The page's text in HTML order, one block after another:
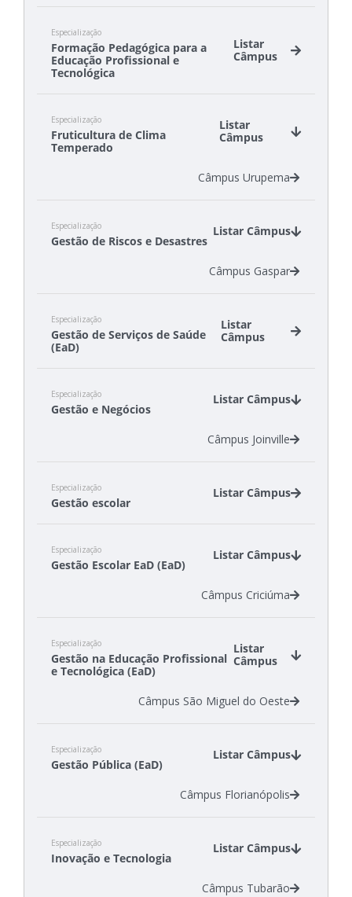
Especialização
Formação Pedagógica para a
Educação Profissional e
Tecnológica
Listar
Câmpus
Polo Florianópolis
Polo Otacílio Costa
Especialização
Fruticultura de Clima
Temperado
Listar
Câmpus
Câmpus Urupema
Especialização
Gestão de Riscos e Desastres
Listar Câmpus
Câmpus Gaspar
Especialização
Gestão de Serviços de Saúde
(EaD)
Listar
Câmpus
Câmpus Itajaí
Câmpus São Carlos
Especialização
Gestão e Negócios
Listar Câmpus
Câmpus Joinville
Especialização
Gestão escolar
Listar Câmpus
Câmpus Tubarão
Especialização
Gestão Escolar EaD (EaD)
Listar Câmpus
Câmpus Criciúma
Especialização
Gestão na Educação Profissional
e Tecnológica (EaD)
Listar
Câmpus
Câmpus São Miguel do Oeste
Especialização
Gestão Pública (EaD)
Listar Câmpus
Câmpus Florianópolis
Especialização
Inovação e Tecnologia
Listar Câmpus
Câmpus Tubarão